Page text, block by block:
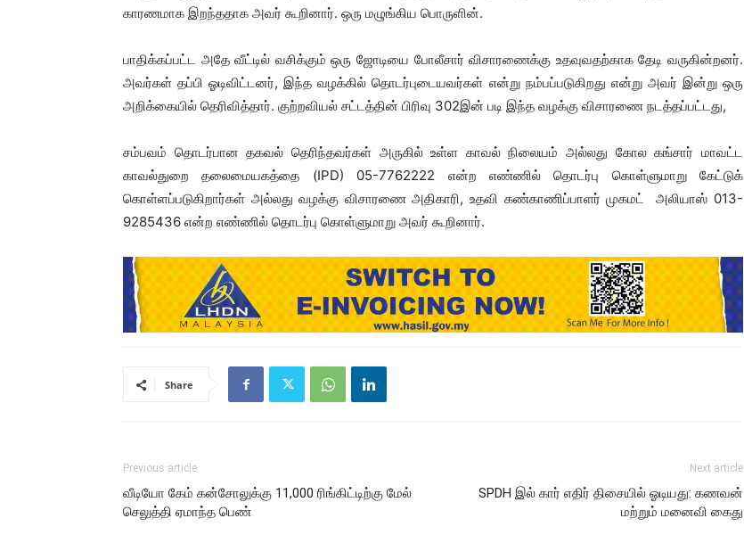
காரணமாக இறந்ததாக அவர் கூறினார். ஒரு மழுங்கிய பொருளின்.
பாதிக்கப்பட்ட அதே வீட்டில் வசிக்கும் ஒரு ஜோடியை போலீசார் விசாரணைக்கு உதவுவதற்காக தேடி வருகின்றனர்.
அவர்கள் தப்பி ஓடிவிட்டனர், இந்த வழக்கில் தொடர்புடையவர்கள் என்று நம்பப்படுகிறது என்று அவர் இன்று ஒரு
அறிக்கையில் தெரிவித்தார். குற்றவியல் சட்டத்தின் பிரிவு 302இன் படி இந்த வழக்கு விசாரணை நடத்தப்பட்டது,
சம்பவம் தொடர்பான தகவல் தெரிந்தவர்கள் அருகில் உள்ள காவல் நிலையம் அல்லது கோல கங்சார் மாவட்ட
காவல்துறை தலைமையகத்தை (IPD) 05-7762222 என்ற எண்ணில் தொடர்பு கொள்ளுமாறு கேட்டுக்
கொள்ளப்படுகிறார்கள் அல்லது வழக்கு விசாரணை அதிகாரி, உதவி கண்காணிப்பாளர் முகமட் அலியாஸ் 013-
9285436 என்ற எண்ணில் தொடர்பு கொள்ளுமாறு அவர் கூறினார்.
Share
Previous article
வீடியோ கேம் கன்சோலுக்கு 11,000 ரிங்கிட்டிற்கு மேல்
செலுத்தி ஏமாந்த பெண்
Next article
SPDH இல் கார் எதிர் திசையில் ஓடியது: கணவன்
மற்றும் மனைவி கைது